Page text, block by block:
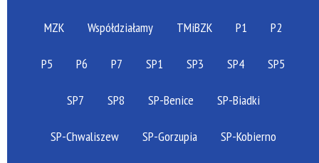
MZK Współdziałamy TMiBZK P1 P2
P5 P6 P7 SP1 SP3 SP4 SP5
SP7 SP8 SP-Benice SP-Biadki
SP-Chwaliszew SP-Gorzupia SP-Kobierno